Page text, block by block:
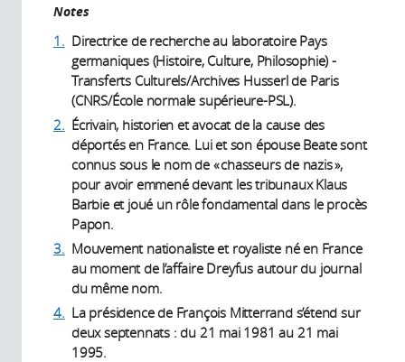
Notes
1. Directrice de recherche au laboratoire Pays
germaniques (Histoire, Culture, Philosophie) -
Transferts Culturels/Archives Husserl de Paris
(CNRS/École normale supérieure-PSL).
2. Écrivain, historien et avocat de la cause des
déportés en France. Lui et son épouse Beate sont
connus sous le nom de « chasseurs de nazis »,
pour avoir emmené devant les tribunaux Klaus
Barbie et joué un rôle fondamental dans le procès
Papon.
3. Mouvement nationaliste et royaliste né en France
au moment de l’affaire Dreyfus autour du journal
du même nom.
4. La présidence de François Mitterrand s’étend sur
deux septennats : du 21 mai 1981 au 21 mai
1995.